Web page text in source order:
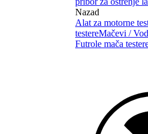
Nazad
Alat za motorne
testereMačevi /
Futrole mača